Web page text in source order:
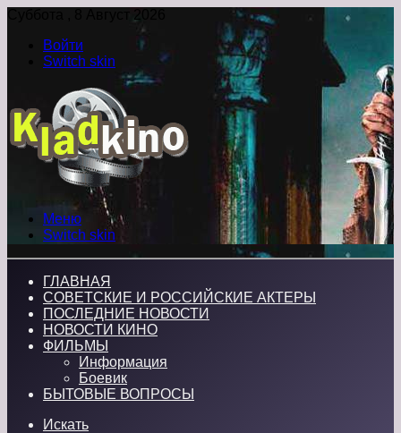
Суббота , 8 Август 2026
Войти
Switch skin
Меню
Switch skin
ГЛАВНАЯ
СОВЕТСКИЕ И РОССИЙСКИЕ АКТЕРЫ
ПОСЛЕДНИЕ НОВОСТИ
НОВОСТИ КИНО
ФИЛЬМЫ
Информация
Боевик
БЫТОВЫЕ ВОПРОСЫ
Искать